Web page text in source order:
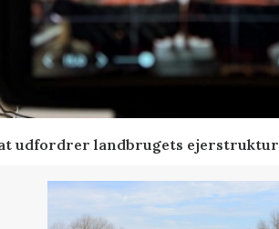
udfordrer landbrugets ejerstruktur